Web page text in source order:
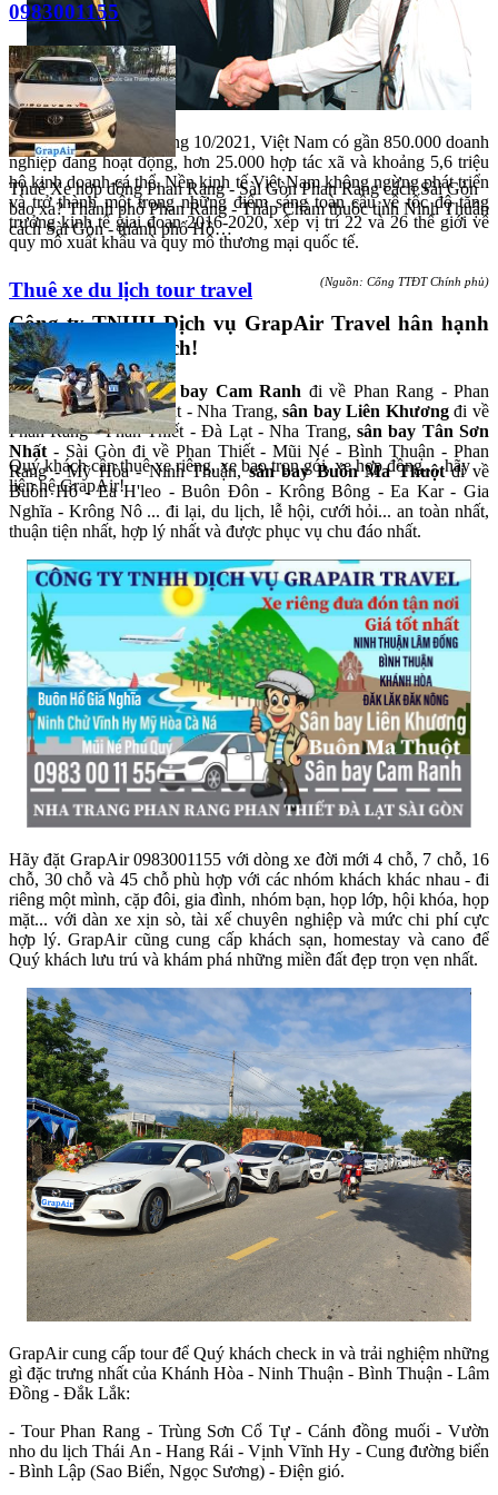
Thuê Xe hợp đồng Phan Rang - Sài Gòn Phan Rang cách Sài Gòn
bao xa? Thành phố Phan Rang - Tháp Chàm thuộc tỉnh Ninh Thuận
cách Sài Gòn - thành phố Hồ…
Quý khách cần thuê xe riêng, xe bao trọn gói, xe hợp đồng..., hãy
liên hệ GrapAir!
Theo thống kê, đến tháng 10/2021, Việt Nam có gần 850.000 doanh
nghiệp đang hoạt động, hơn 25.000 hợp tác xã và khoảng 5,6 triệu
hộ kinh doanh cá thể. Nền kinh tế Việt Nam không ngừng phát triển
và trở thành một trong những điểm sáng toàn cầu về tốc độ tăng
trưởng kinh tế giai đoạn 2016-2020, xếp vị trí 22 và 26 thế giới về
quy mô xuất khẩu và quy mô thương mại quốc tế.
(Nguồn: Cổng TTĐT Chính phủ)
Công ty TNHH Dịch vụ GrapAir Travel hân hạnh
phục vụ Quý khách!
GrapAir đưa, đónsân bay Cam Ranh đi về Phan Rang - Phan
Thiết - Mũi Né - Đà Lạt - Nha Trang,sân bay Liên Khươngđi về
Phan Rang - Phan Thiết - Đà Lạt - Nha Trang, sân bay Tân Sơn
Nhất - Sài Gòn đi về Phan Thiết - Mũi Né - Bình Thuận - Phan
Rang - Mỹ Hòa - Ninh Thuận,sân bay Buôn Ma Thuộtđi về
Buôn Hồ - Ea H'leo - Buôn Đôn - Krông Bông - Ea Kar - Gia
Nghĩa - Krông Nô ... đi lại, du lịch, lễ hội, cưới hỏi... an toàn nhất,
thuận tiện nhất, hợp lý nhất và được phục vụ chu đáo nhất.
Hãy đặt GrapAir 0983001155 với dòng xe đời mới 4 chỗ, 7 chỗ, 16
chỗ, 30 chỗ và 45 chỗ phù hợp với các nhóm khách khác nhau - đi
riêng một mình, cặp đôi, gia đình, nhóm bạn, họp lớp, hội khóa, họp
mặt... với dàn xe xịn sò, tài xế chuyên nghiệp và mức chi phí cực
hợp lý. GrapAir cũng cung cấp khách sạn, homestay và cano để
Quý khách lưu trú và khám phá những miền đất đẹp trọn vẹn nhất.
GrapAir cung cấp tour để Quý khách check in và trải nghiệm những
gì đặc trưng nhất của Khánh Hòa - Ninh Thuận - Bình Thuận - Lâm
Đồng - Đắk Lắk:
- Tour Phan Rang - Trùng Sơn Cổ Tự - Cánh đồng muối - Vườn
nho du lịch Thái An - Hang Rái - Vịnh Vĩnh Hy - Cung đường biển
- Bình Lập (Sao Biển, Ngọc Sương) - Điện gió.